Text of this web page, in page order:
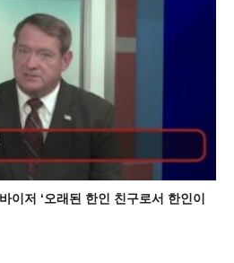
이저 ‘오래된 한인 친구로서 한인이